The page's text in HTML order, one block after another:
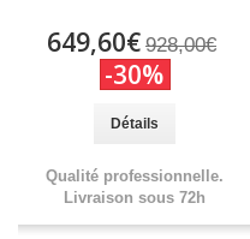
649,60€ 928,00€
-30%
Détails
Qualité professionnelle.
Livraison sous 72h